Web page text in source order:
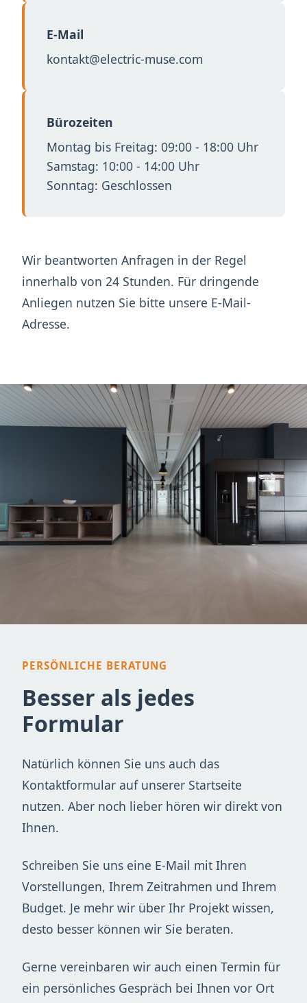
E-Mail
kontakt@electric-muse.com
Bürozeiten
Montag bis Freitag: 09:00 - 18:00 Uhr
Samstag: 10:00 - 14:00 Uhr
Sonntag: Geschlossen
Wir beantworten Anfragen in der Regel
innerhalb von 24 Stunden. Für dringende
Anliegen nutzen Sie bitte unsere E-Mail-
Adresse.
PERSÖNLICHE BERATUNG
Besser als jedes
Formular
Natürlich können Sie uns auch das
Kontaktformular auf unserer Startseite
nutzen. Aber noch lieber hören wir direkt von
Ihnen.
Schreiben Sie uns eine E-Mail mit Ihren
Vorstellungen, Ihrem Zeitrahmen und Ihrem
Budget. Je mehr wir über Ihr Projekt wissen,
desto besser können wir Sie beraten.
Gerne vereinbaren wir auch einen Termin für
ein persönliches Gespräch bei Ihnen vor Ort